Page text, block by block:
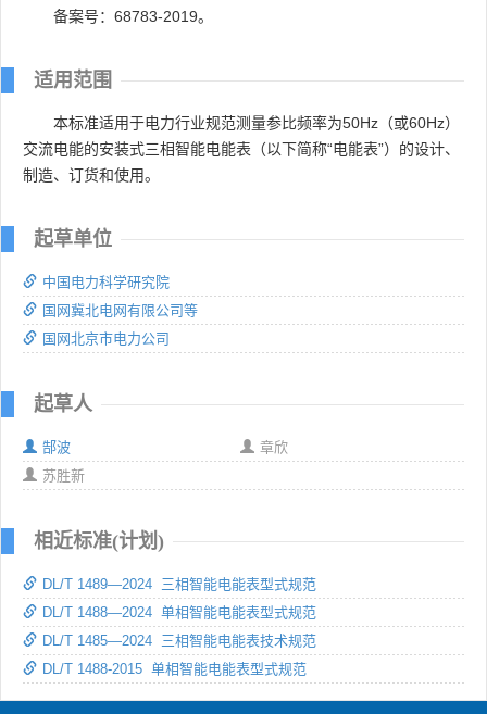
备案号：68783-2019。
适用范围
本标准适用于电力行业规范测量参比频率为50Hz（或60Hz）
交流电能的安装式三相智能电能表（以下简称“电能表”）的设计、
制造、订货和使用。
起草单位
中国电力科学研究院
国网冀北电网有限公司等
国网北京市电力公司
起草人
郜波
章欣
苏胜新
相近标准(计划)
DL/T 1489—2024 三相智能电能表型式规范
DL/T 1488—2024 单相智能电能表型式规范
DL/T 1485—2024 三相智能电能表技术规范
DL/T 1488-2015 单相智能电能表型式规范